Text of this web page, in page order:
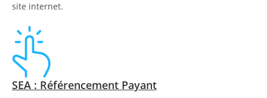
site internet.
SEA : Référencement Payant